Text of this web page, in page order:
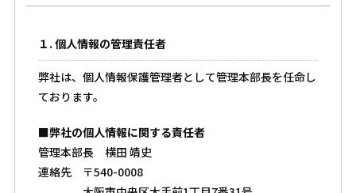
１. 個人情報の管理責任者
弊社は、個人情報保護管理者として管理本部長を任命し
ております。
■弊社の個人情報に関する責任者
管理本部長 横田 靖史
連絡先
〒540-0008